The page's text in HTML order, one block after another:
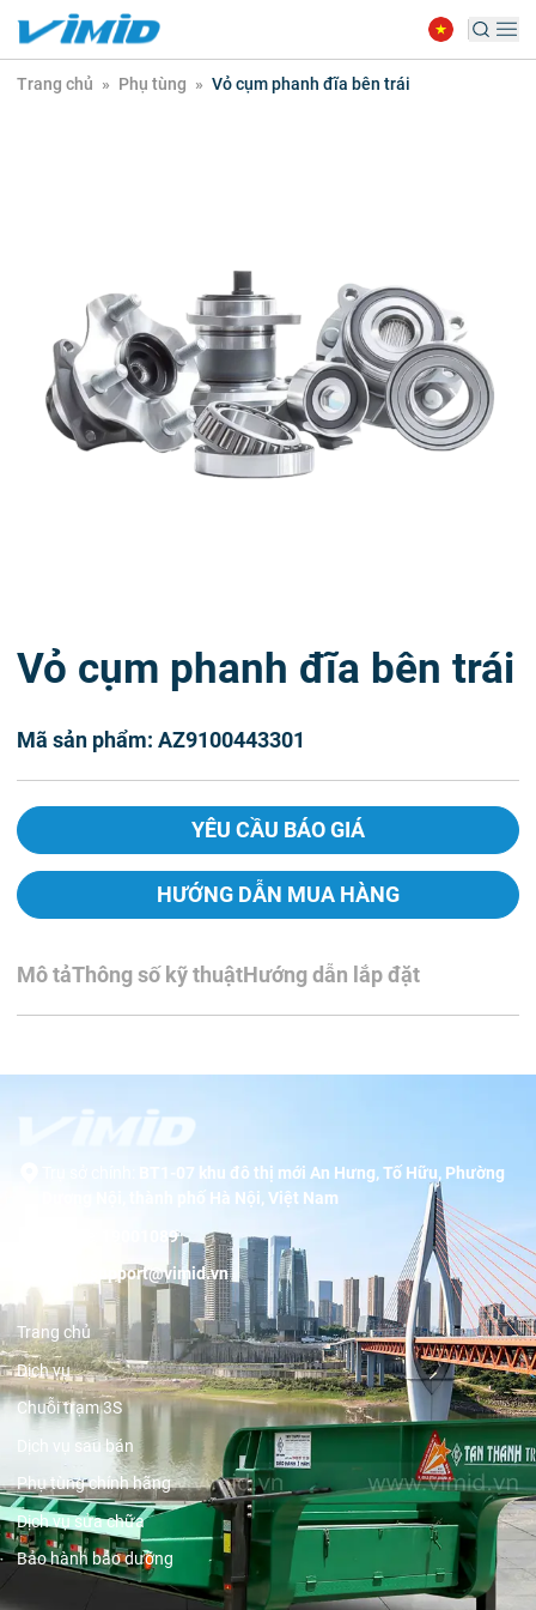
Trang chủ » Phụ tùng » Vỏ cụm phanh đĩa bên trái
Vỏ cụm phanh đĩa bên trái
Mã sản phẩm: AZ9100443301
YÊU CẦU BÁO GIÁ
HƯỚNG DẪN MUA HÀNG
Mô tảThông số kỹ thuậtHướng dẫn lắp đặt
BT1-07 khu đô thị mới An Hưng, Tố Hữu, Phường
Dương Nội, thành phố Hà Nội, Việt Nam
19001089
support@vimid.vn
Trang chủ
Dịch vụ
Chuỗi trạm 3S
Dịch vụ sau bán
Phụ tùng chính hãng
Dịch vụ sửa chữa
Bảo hành bảo dưỡng